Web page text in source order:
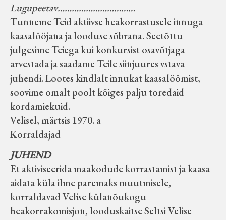
Lugupeetav……………………………
Tunneme Teid aktiivse heakorrastusele innuga
kaasalööjana ja looduse sõbrana. Seetõttu
julgesime Teiega kui konkursist osavõtjaga
arvestada ja saadame Teile siinjuures vstava
juhendi. Lootes kindlalt innukat kaasalöömist,
soovime omalt poolt kõiges palju toredaid
kordamiekuid.
Velisel, märtsis 1970. a
Korraldajad
JUHEND
Et aktiviseerida maakodude korrastamist ja kaasa
aidata küla ilme paremaks muutmisele,
korraldavad Velise külanõukogu
heakorrakomisjon, looduskaitse Seltsi Velise